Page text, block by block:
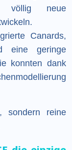
völlig neue
Canards,
eine geringe
konnten dank
sondern reine